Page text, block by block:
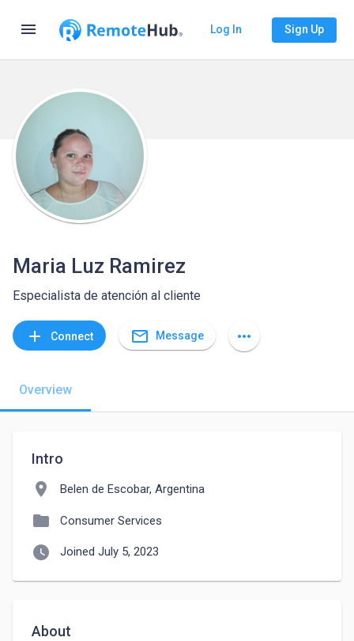
menu Log In Sign Up
Maria Luz Ramirez
Especialista de atención al cliente
add Connect mail_outline Message more_horiz
Overview
Intro
location_on Belen de Escobar, Argentina
folder Consumer Services
watch_later Joined July 5, 2023
About